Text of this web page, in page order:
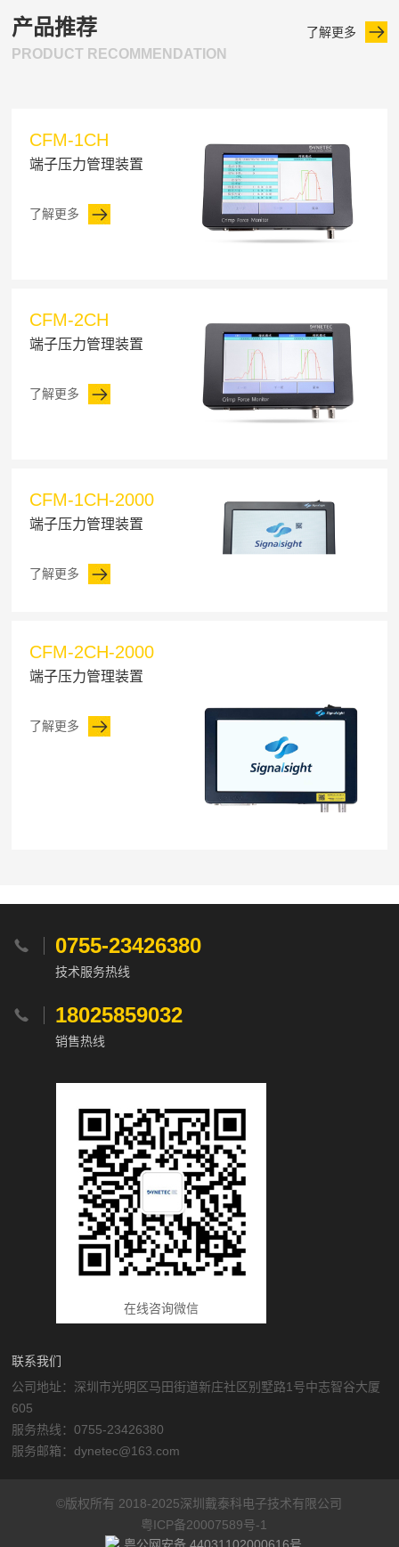
产品推荐
PRODUCT RECOMMENDATION
了解更多
CFM-1CH
端子压力管理装置
了解更多
CFM-2CH
端子压力管理装置
了解更多
CFM-1CH-2000
端子压力管理装置
了解更多
CFM-2CH-2000
端子压力管理装置
了解更多
 0755-23426380
技术服务热线
 18025859032
销售热线
在线咨询微信
联系我们
公司地址：深圳市光明区马田街道新庄社区别墅路1号中志智谷大厦
605
服务热线：0755-23426380
服务邮箱：dynetec@163.com
©版权所有 2018-2025深圳戴泰科电子技术有限公司
粤ICP备20007589号-1
粤公网安备 44031102000616号